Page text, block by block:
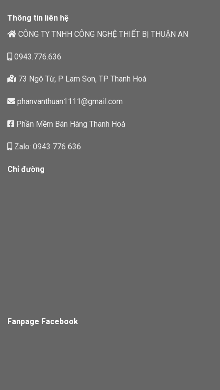
Thông tin liên hệ
CÔNG TY TNHH CÔNG NGHỆ THIẾT BỊ THUẬN AN
0943.776.636
73 Ngô Từ, P Lam Sơn, TP Thanh Hoá
phanvanthuan1111@gmail.com
Phần Mềm Bán Hàng Thanh Hoá
Zalo: 0943 776 636
Chỉ đường
Fanpage Facebook